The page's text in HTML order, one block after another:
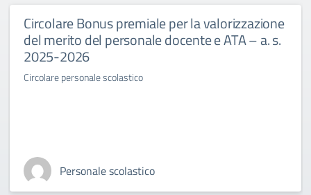
Circolare Bonus premiale per la valorizzazione
del merito del personale docente e ATA – a. s.
2025-2026
Circolare personale scolastico
Personale scolastico